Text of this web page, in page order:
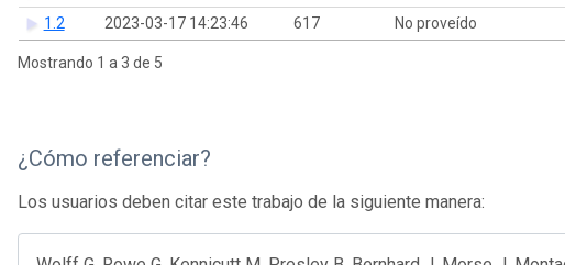
1.2
2023-03-17 14:23:46 617 No proveído
Mostrando 1 a 3 de 5
¿Cómo referenciar?
Los usuarios deben citar este trabajo de la siguiente manera: